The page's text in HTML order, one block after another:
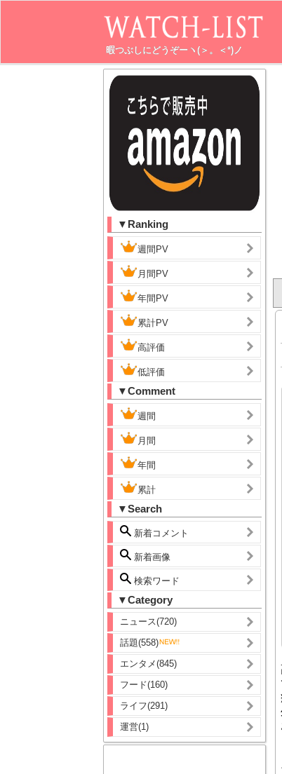
暇つぶしにどうぞーヽ(＞。＜*)ノ
▼Ranking
週間PV
月間PV
年間PV
累計PV
高評価
低評価
▼Comment
週間
月間
年間
累計
▼Search
新着コメント
新着画像
検索ワード
▼Category
ニュース(720)
話題(558)
エンタメ(845)
フード(160)
ライフ(291)
運営(1)